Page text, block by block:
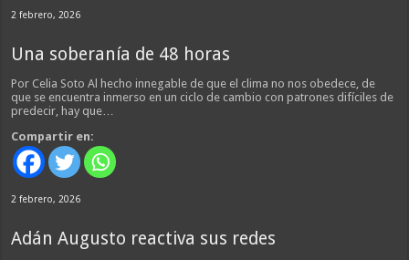
2 febrero, 2026
Una soberanía de 48 horas
Por Celia Soto Al hecho innegable de que el clima no nos obedece, de
que se encuentra inmerso en un ciclo de cambio con patrones difíciles de
predecir, hay que…
Compartir en:
2 febrero, 2026
Adán Augusto reactiva sus redes